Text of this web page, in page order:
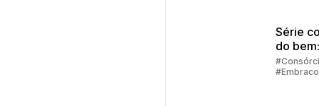
Série
do bem: